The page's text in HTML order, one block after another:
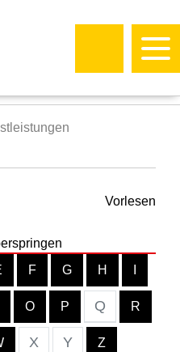
Vorlesen
F G H
O P Q R
X Y Z